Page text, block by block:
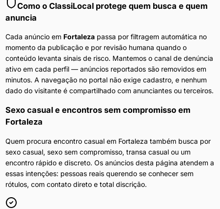
Como o ClassiLocal protege quem busca e quem
anuncia
Cada anúncio em Fortalezapassa por filtragem automática no
momento da publicação e por revisão humana quando o
conteúdo levanta sinais de risco. Mantemos o canal de denúncia
ativo em cada perfil — anúncios reportados são removidos em
minutos. A navegação no portal não exige cadastro, e nenhum
dado do visitante é compartilhado com anunciantes ou terceiros.
Sexo casual e encontros sem compromissoem
Fortaleza
Quem procura encontro casual em Fortaleza também busca por
sexo casual, sexo sem compromisso, transa casual ou um
encontro rápido e discreto. Os anúncios desta página atendem a
essas intenções: pessoas reais querendo se conhecer sem
rótulos, com contato direto e total discrição.